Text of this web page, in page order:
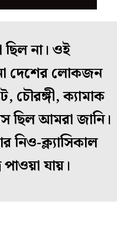
না। ওই
দেশেরলোকজন
চৌরঙ্গী, ক্যামাক
ছিল আমরা জানি।
নিও-ক্ল্যাসিকাল
যায়।